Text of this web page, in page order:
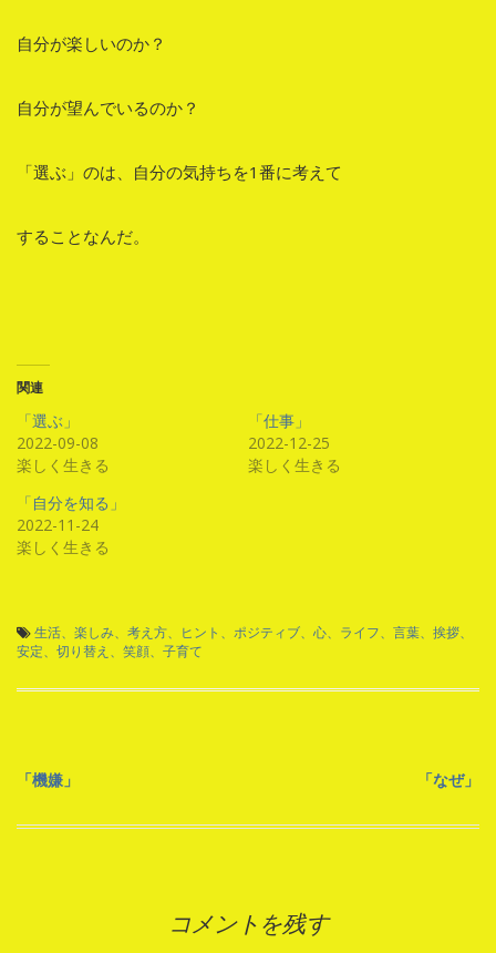
自分が楽しいのか？
自分が望んでいるのか？
「選ぶ」のは、自分の気持ちを1番に考えて
することなんだ。
関連
「選ぶ」
2022-09-08
楽しく生きる
「仕事」
2022-12-25
楽しく生きる
「自分を知る」
2022-11-24
楽しく生きる
生活、楽しみ、考え方、ヒント、ポジティブ、心、ライフ、言葉、挨拶、
安定、切り替え、笑顔、子育て
投
稿
「機嫌」 「なぜ」
コメントを残す